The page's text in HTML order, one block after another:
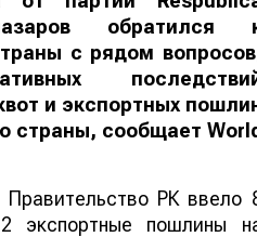
обратился
с рядом
и экспортных
страны, сообщает
РК ввело
экспортные пошлины